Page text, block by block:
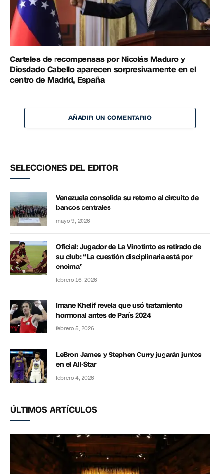
Carteles de recompensas por Nicolás Maduro y
Diosdado Cabello aparecen sorpresivamente en el
centro de Madrid, España
AÑADIR UN COMENTARIO
SELECCIONES DEL EDITOR
Venezuela consolida su retorno al circuito de
bancos centrales
mayo 9, 2026
Oficial: Jugador de La Vinotinto es retirado de
su club: “La cuestión disciplinaria está por
encima”
febrero 16, 2026
Imane Khelif revela que usó tratamiento
hormonal antes de París 2024
febrero 5, 2026
LeBron James y Stephen Curry jugarán juntos
en el All-Star
febrero 4, 2026
ÚLTIMOS ARTÍCULOS